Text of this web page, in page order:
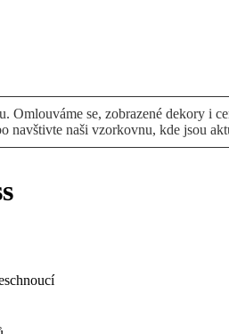
Omlouváme se, zobrazené dekory i
navštivte naši vzorkovnu, kde jsou